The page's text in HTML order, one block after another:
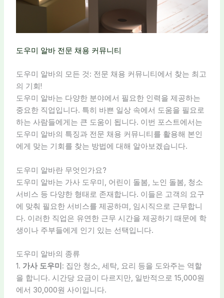
도우미 알바 전문 채용 커뮤니티
도우미 알바의 모든 것: 전문 채용 커뮤니티에서 찾는 최고
의 기회!
도우미 알바는 다양한 분야에서 필요한 인력을 제공하는
중요한 직업입니다. 특히 바쁜 일상 속에서 도움을 필요로
하는 사람들에게는 큰 도움이 됩니다. 이번 포스트에서는
도우미 알바의 특징과 전문 채용 커뮤니티를 활용해 본인
에게 맞는 기회를 찾는 방법에 대해 알아보겠습니다.
도우미 알바란 무엇인가요?
도우미 알바는 가사 도우미, 어린이 돌봄, 노인 돌봄, 청소
서비스 등 다양한 형태로 존재합니다. 이들은 고객의 요구
에 맞춰 필요한 서비스를 제공하며, 임시직으로 근무합니
다. 이러한 직업은 유연한 근무 시간을 제공하기 때문에 학
생이나 주부들에게 인기 있는 선택입니다.
도우미 알바의 종류
1. 가사 도우미 : 집안 청소, 세탁, 요리 등을 도와주는 역할
을 합니다. 시간당 요금이 다르지만, 일반적으로 15,000원
에서 30,000원 사이입니다.